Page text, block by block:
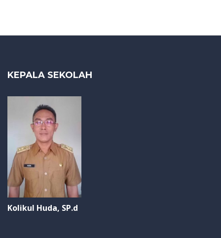
KEPALA SEKOLAH
Kolikul Huda, SP.d